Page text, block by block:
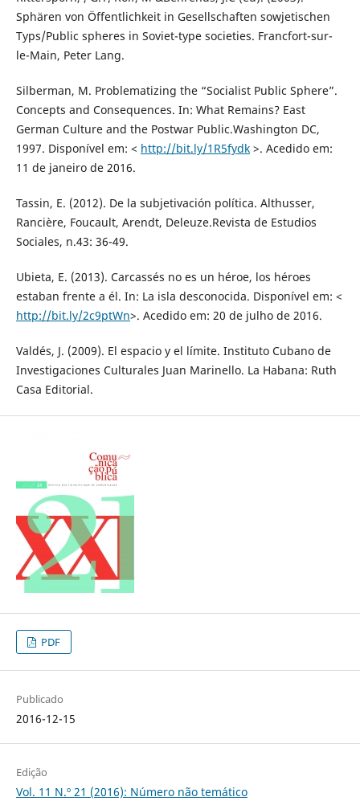
Sphären von Öffentlichkeit in Gesellschaften sowjetischen
Typs/Public spheres in Soviet-type societies. Francfort-sur-
le-Main, Peter Lang.
Silberman, M. Problematizing the “Socialist Public Sphere”.
Concepts and Consequences. In: What Remains? East
German Culture and the Postwar Public.Washington DC,
1997. Disponível em: < http://bit.ly/1R5fydk>. Acedido em:
11 de janeiro de 2016.
Tassin, E. (2012). De la subjetivación política. Althusser,
Rancière, Foucault, Arendt, Deleuze.Revista de Estudios
Sociales, n.43: 36-49.
Ubieta, E. (2013). Carcassés no es un héroe, los héroes
estaban frente a él. In: La isla desconocida. Disponível em: <
http://bit.ly/2c9ptWn>. Acedido em: 20 de julho de 2016.
Valdés, J. (2009). El espacio y el límite. Instituto Cubano de
Investigaciones Culturales Juan Marinello. La Habana: Ruth
Casa Editorial.
PDF
Publicado
2016-12-15
Edição
Vol. 11 N.º 21 (2016): Número não temático